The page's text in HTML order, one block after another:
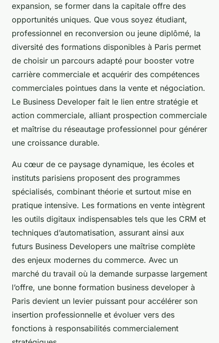
expansion, se former dans la capitale offre des
opportunités uniques. Que vous soyez étudiant,
professionnel en reconversion ou jeune diplômé, la
diversité des formations disponibles à Paris permet
de choisir un parcours adapté pour booster votre
carrière commerciale et acquérir des compétences
commerciales pointues dans la vente et négociation.
Le Business Developer fait le lien entre stratégie et
action commerciale, alliant prospection commerciale
et maîtrise du réseautage professionnel pour générer
une croissance durable.
Au cœur de ce paysage dynamique, les écoles et
instituts parisiens proposent des programmes
spécialisés, combinant théorie et surtout mise en
pratique intensive. Les formations en vente intègrent
les outils digitaux indispensables tels que les CRM et
techniques d’automatisation, assurant ainsi aux
futurs Business Developers une maîtrise complète
des enjeux modernes du commerce. Avec un
marché du travail où la demande surpasse largement
l’offre, une bonne formation business developer à
Paris devient un levier puissant pour accélérer son
insertion professionnelle et évoluer vers des
fonctions à responsabilités commercialement